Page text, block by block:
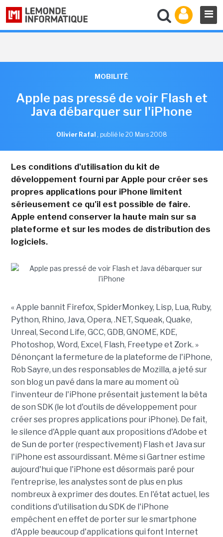
MOBILITÉ
Apple pas pressé de voir Flash et
Java débarquer sur l'iPhone
Olivier Rafal , publié le 20 Mars 2008
Les conditions d'utilisation du kit de
développement fourni par Apple pour créer ses
propres applications pour iPhone limitent
sérieusement ce qu'il est possible de faire.
Apple entend conserver la haute main sur sa
plateforme et sur les modes de distribution des
logiciels.
« Apple bannit Firefox, SpiderMonkey, Lisp, Lua, Ruby,
Python, Rhino, Java, Opera, .NET, Squeak, Quake,
Unreal, Second Life, GCC, GDB, GNOME, KDE,
Photoshop, Word, Excel, Flash, Freetype et Zork. »
Dénonçant la fermeture de la plateforme de l'iPhone,
Rob Sayre, un des responsables de Mozilla, a jeté sur
son blog un pavé dans la mare au moment où
l'inventeur de l'iPhone présentait justement la bêta
de son SDK (le lot d'outils de développement pour
créer ses propres applications pour iPhone). De fait,
le silence d'Apple quant aux propositions d'Adobe et
de Sun de porter (respectivement) Flash et Java sur
l'iPhone est assourdissant. Même si Gartner estime
aujourd'hui que l'iPhone est désormais paré pour
l'entreprise, les analystes sont de plus en plus
nombreux à exprimer des doutes. En l'état actuel, les
conditions d'utilisation du SDK de l'iPhone
empêchent en effet de porter sur le smartphone
d'Apple beaucoup d'applications qui font Internet